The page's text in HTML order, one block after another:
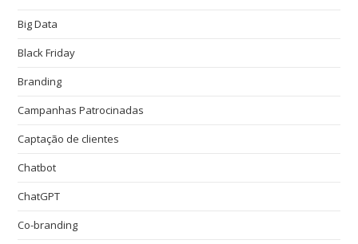
Big Data
Black Friday
Branding
Campanhas Patrocinadas
Captação de clientes
Chatbot
ChatGPT
Co-branding